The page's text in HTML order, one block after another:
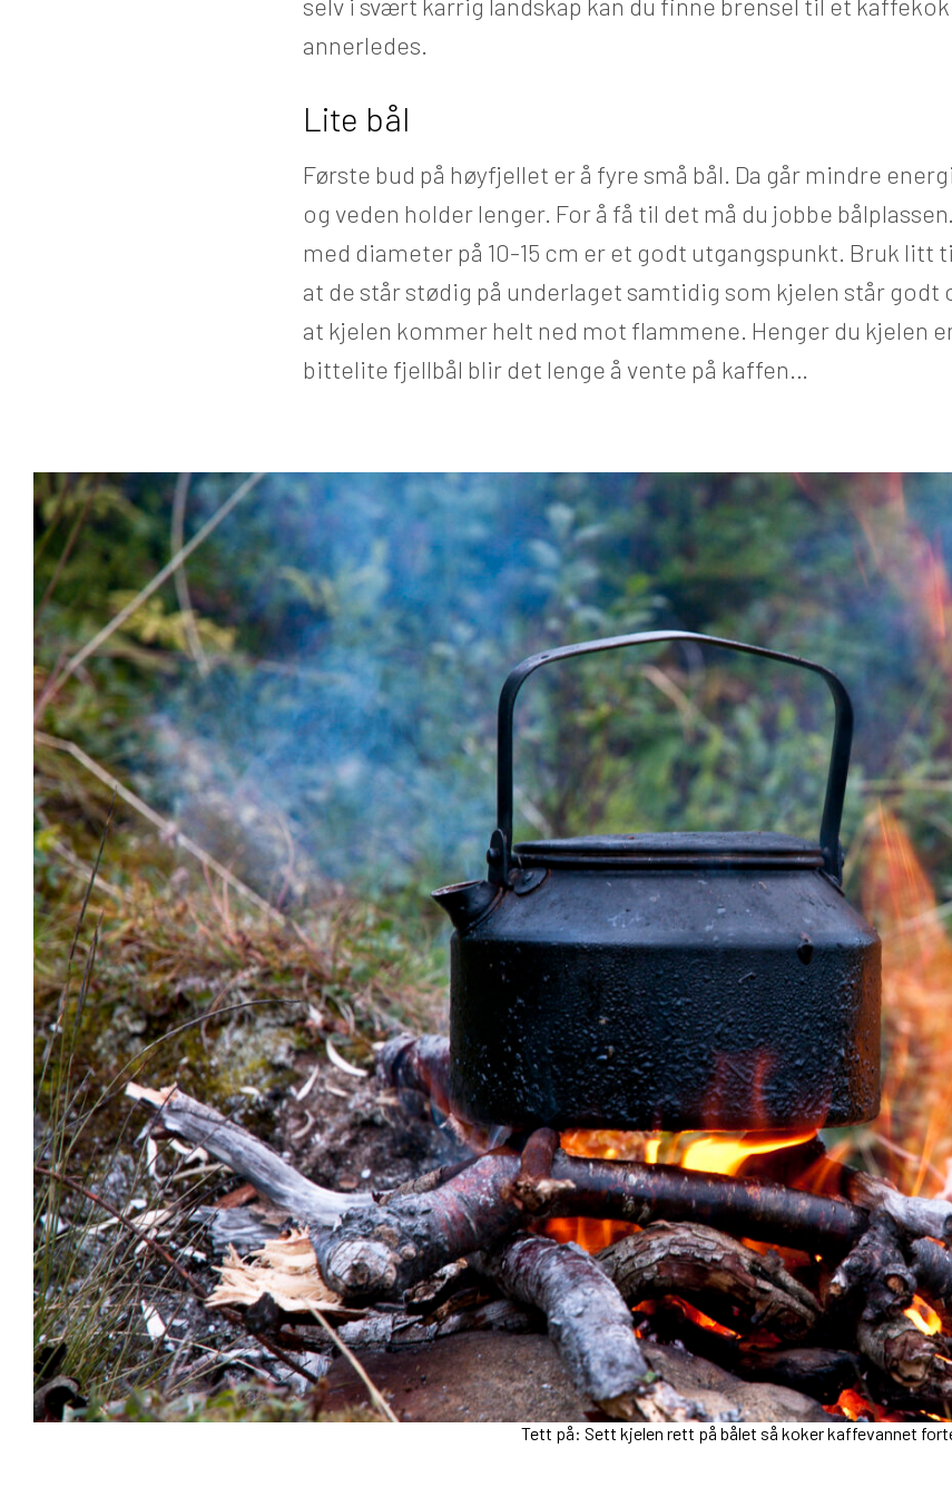
annerledes.
Lite bål
Første bud på høyfjellet er å fyre små bål. Da går mindre
og veden holder lenger. For å få til det må du jobbe
med diameter på 10-15 cm er et godt utgangspunkt. Bruk litt
at de står stødig på underlaget samtidig som kjelen står godt
at kjelen kommer helt ned mot flammene. Henger du kjelen
bittelite fjellbål blir det lenge å vente på kaffen…
Tett på: Sett kjelen rett på bålet så koker kaffevannet